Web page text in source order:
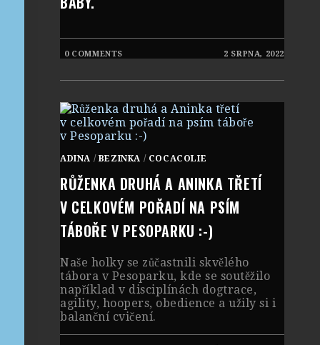
0 COMMENTS 2 SRPNA, 2022
ADINA /BEZINKA / COCACOLIE
RŮŽENKA DRUHÁ A ANINKA TŘETÍ
V CELKOVÉM POŘADÍ NA PSÍM
TÁBOŘE V PESOPARKU :-)
Naše holky se zůčastnili skvělého
tábora v Pesoparku, kde se soutěžilo
například v disciplínách dogtrace,
agility, hoopers, obedience a užily si i
balanční cvičení.